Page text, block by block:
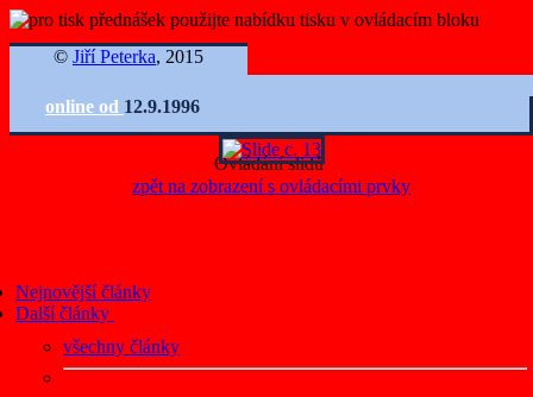
© Jiří Peterka, 2015
online od 12.9.1996
Ovládání slidů
Nejnovější články
Další články
všechny články
zpět na zobrazení s ovládacími prvky